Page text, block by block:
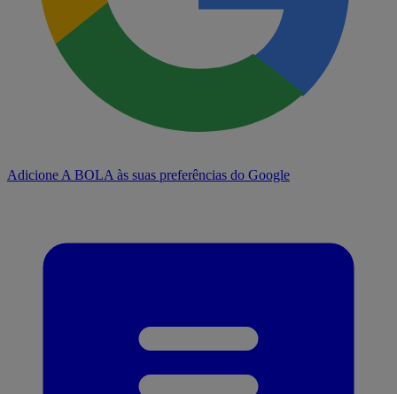
Adicione A BOLA às suas preferências do Google